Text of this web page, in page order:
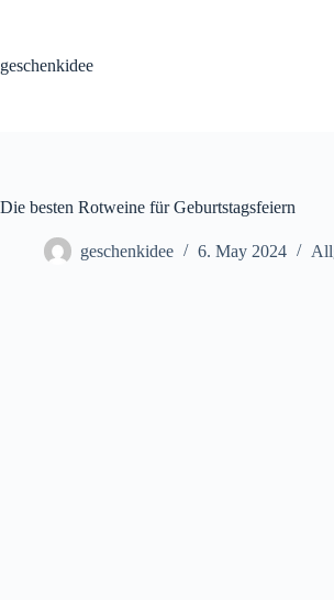
geschenkidee
Die besten Rotweine für Geburtstagsfeiern
geschenkidee 6. May 2024